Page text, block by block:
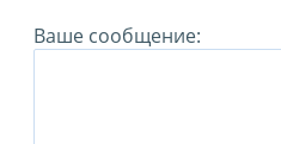
Ваше сообщение: